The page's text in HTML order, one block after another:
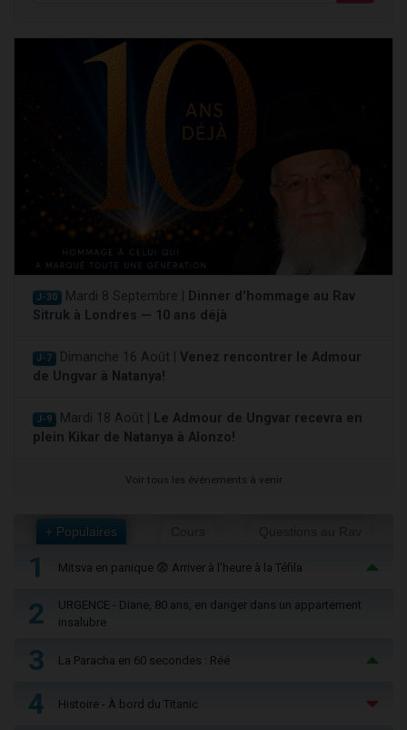
J-30 Mardi 8 Septembre |
Dinner d'hommage au Rav
Sitruk à Londres — 10 ans déjà
J-7 Dimanche 16 Août | Venez rencontrer le Admour
de Ungvar à Natanya!
J-9 Mardi 18 Août |
Le Admour de Ungvar recevra en
plein Kikar de Natanya à Alonzo!
Voir tous les événements à venir
+ Populaires
1 Mitsva en panique 😨 Arriver à l'heure à la Téfila
2
URGENCE - Diane, 80 ans, en danger dans un appartement
insalubre
3 La Paracha en 60 secondes : Réé
4 Histoire - À bord du Titanic